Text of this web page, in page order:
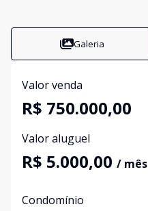
Galeria
Valor venda
R$ 750.000,00
Valor aluguel
R$ 5.000,00 / mês
Condomínio